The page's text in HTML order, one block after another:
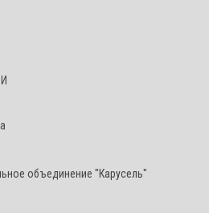
объединение "Карусель"